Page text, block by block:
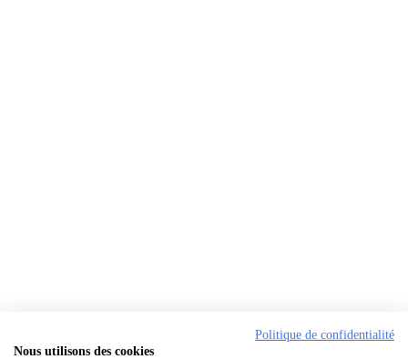
Politique de confidentialité
Nous utilisons des cookies